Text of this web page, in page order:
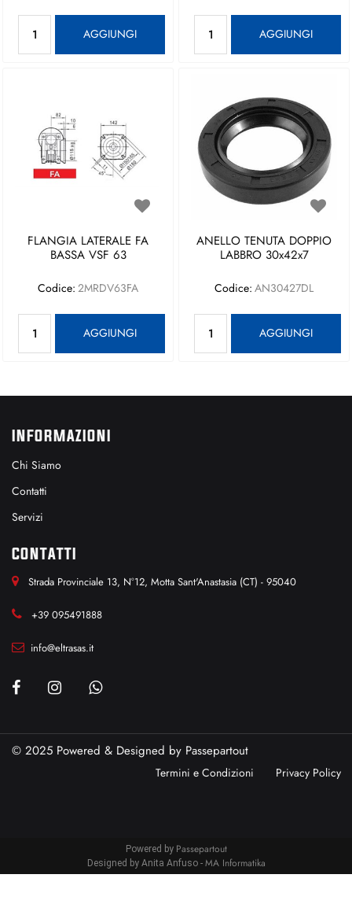
AGGIUNGI AGGIUNGI
FLANGIA LATERALE FA
BASSA VSF 63
Codice: 2MRDV63FA
AGGIUNGI
ANELLO TENUTA DOPPIO
LABBRO 30x42x7
Codice: AN30427DL
AGGIUNGI
INFORMAZIONI
Chi Siamo
Contatti
Servizi
CONTATTI
Strada Provinciale 13, N°12, Motta Sant'Anastasia (CT) - 95040
+39 095491888
info@eltrasas.it
© 2025 Powered & Designed by Passepartout
Termini e Condizioni Privacy Policy
Powered by Passepartout
Designed by Anita Anfuso - MA Informatika